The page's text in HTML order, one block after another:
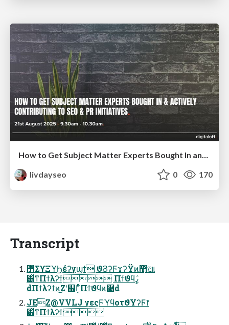
livdayseo
0 170
Transcript
΢ΣϒΞϓϦέʔγϣϯ ϑϨʔϜϫʔΫͷ޲͜͏ଆ
͸ͯͳΠϯλʔϯ Πϯϑϥߨٛ
dΠϯλʔϯͷ͜Ζʹ஌Γ͔ͨͬͨΠϯϑϥͷ࿩d
JEZ@VVLJ γεςϜϓϥοτϑΥʔϜ෦
͸ͯͳΠϯλʔϯ